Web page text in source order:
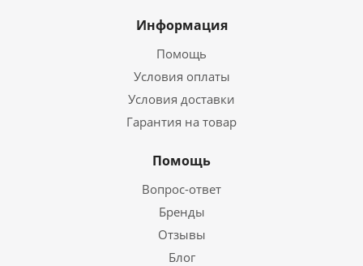
Информация
Помощь
Условия оплаты
Условия доставки
Гарантия на товар
Помощь
Вопрос-ответ
Бренды
Отзывы
Блог